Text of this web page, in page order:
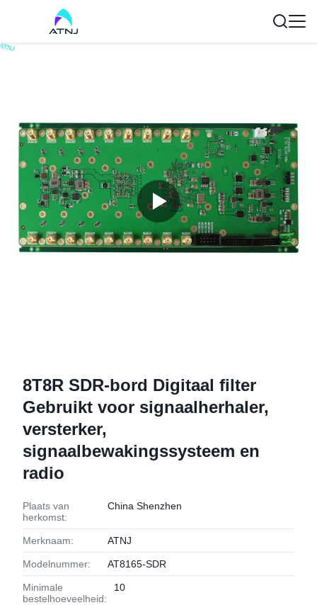
8T8R SDR-bord Digitaal filter
Gebruikt voor signaalherhaler,
versterker,
signaalbewakingssysteem en
radio
Plaats van
herkomst:
China Shenzhen
Merknaam: ATNJ
Modelnummer: AT8165-SDR
Minimale
bestelhoeveelheid:
10